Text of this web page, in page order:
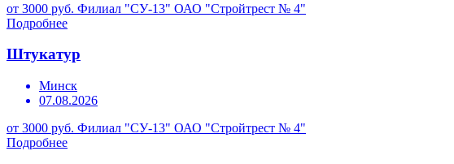
от 3000 руб. Филиал "СУ-13" ОАО "Стройтрест № 4"
Подробнее
Штукатур
Минск
07.08.2026
от 3000 руб. Филиал "СУ-13" ОАО "Стройтрест № 4"
Подробнее